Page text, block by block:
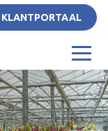
KLANTPORTAAL